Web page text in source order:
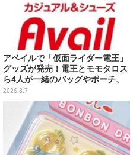
アベイルで「仮面ライダー電王」
グッズが発売！電王とモモタロス
ら4人が一緒のバッグやポーチ、
収納ボックスも
2026.8.7